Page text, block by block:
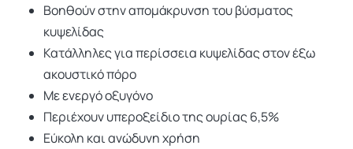
Βοηθούν στην απομάκρυνση του βύσματος
κυψελίδας
Κατάλληλες για περίσσεια κυψελίδας στον έξω
ακουστικό πόρο
Με ενεργό οξυγόνο
Περιέχουν υπεροξείδιο της ουρίας 6,5%
Εύκολη και ανώδυνη χρήση